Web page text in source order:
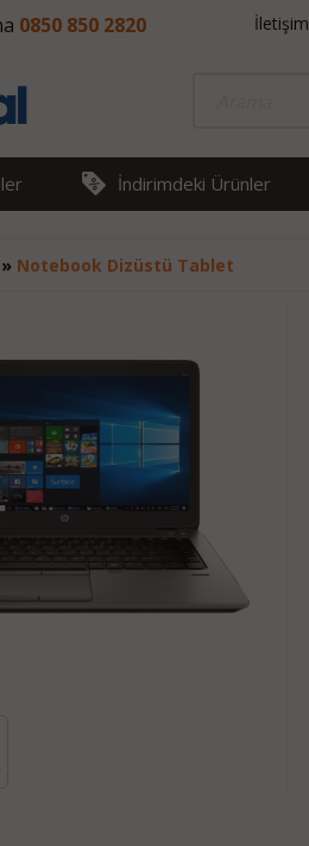
0850 850 2820 İletişim
İndirimdeki Ürünler
» Notebook Dizüstü Tablet